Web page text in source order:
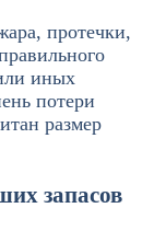
протечки,
иных
потери
размер
запасов